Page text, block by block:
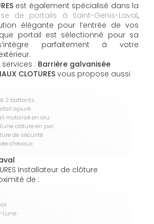
est également spécialisé dans la
de portails à Saint-Genis-Laval,
élégante pour l’entrée de vos
portail est sélectionné pour sa
parfaitement à votre
: Barrière galvanisée
CLOTURES vous propose aussi
2 battants
ajouré
motorisé en alu
clôture en pvc
de sécurité
chevaux
Installateur de clôture
de :
Lune